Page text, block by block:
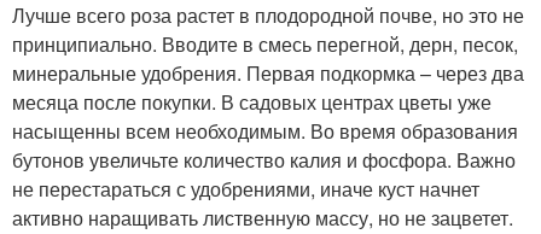
Лучше всего роза растет в плодородной почве, но это не
принципиально. Вводите в смесь перегной, дерн, песок,
минеральные удобрения. Первая подкормка – через два
месяца после покупки. В садовых центрах цветы уже
насыщенны всем необходимым. Во время образования
бутонов увеличьте количество калия и фосфора. Важно
не перестараться с удобрениями, иначе куст начнет
активно наращивать лиственную массу, но не зацветет.